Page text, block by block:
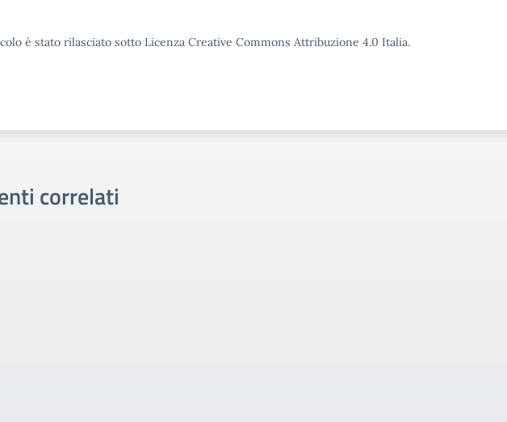
è stato rilasciato sotto Licenza Creative Commons Attribuzione 4.0 Italia.
correlati